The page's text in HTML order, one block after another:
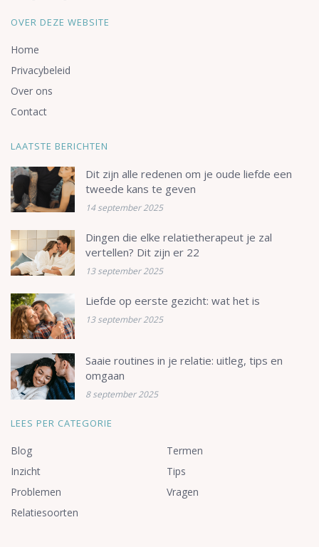
OVER DEZE WEBSITE
Home
Privacybeleid
Over ons
Contact
LAATSTE BERICHTEN
Dit zijn alle redenen om je oude liefde een
tweede kans te geven
14 september 2025
Dingen die elke relatietherapeut je zal
vertellen? Dit zijn er 22
13 september 2025
Liefde op eerste gezicht: wat het is
13 september 2025
Saaie routines in je relatie: uitleg, tips en
omgaan
8 september 2025
LEES PER CATEGORIE
Blog
Inzicht
Problemen
Relatiesoorten
Termen
Tips
Vragen